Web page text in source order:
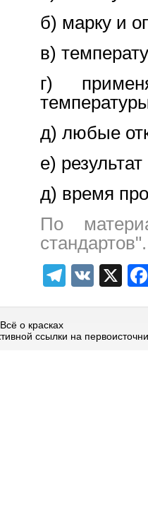
б) марку и
в)
г)
д) любые
е)
д) время
По
VK X
о красках
ссылки на